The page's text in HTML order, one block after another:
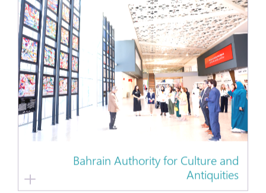
Bahrain Authority for Culture and
Antiquities